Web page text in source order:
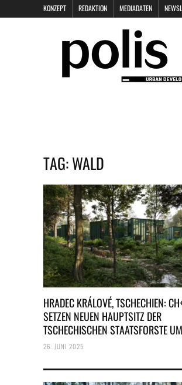
KONZEPT REDAKTION MEDIADATEN
DATENSCHUTZ
TAG:WALD
HRADEC KRÁLOVÉ, TSCHECHIEN:
SETZEN NEUEN HAUPTSITZ DER
TSCHECHISCHEN STAATSFORSTE UM
26. JUNI 2025